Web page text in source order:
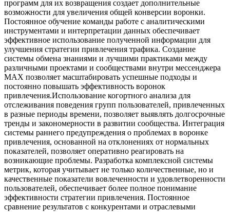
программ для их возвращения создает дополнительные
возможности для увеличения общей конверсии воронки.
Постоянное обучение команды работе с аналитическими
инструментами и интерпретации данных обеспечивает
эффективное использование полученной информации для
улучшения стратегии привлечения трафика. Создание
системы обмена знаниями и лучшими практиками между
различными проектами и сообществами внутри мессенджера
MAX позволяет масштабировать успешные подходы и
постоянно повышать эффективность воронок
привлечения.Использование когортного анализа для
отслеживания поведения групп пользователей, привлеченных
в разные периоды времени, позволяет выявлять долгосрочные
тренды и закономерности в развитии сообщества. Интеграция
системы раннего предупреждения о проблемах в воронке
привлечения, основанной на отклонениях от нормальных
показателей, позволяет оперативно реагировать на
возникающие проблемы. Разработка комплексной системы
метрик, которая учитывает не только количественные, но и
качественные показатели вовлеченности и удовлетворенности
пользователей, обеспечивает более полное понимание
эффективности стратегии привлечения. Постоянное
сравнение результатов с конкурентами и отраслевыми